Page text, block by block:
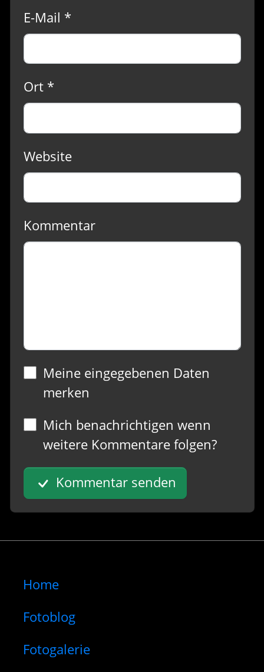
E-Mail *
Ort *
Website
Kommentar
Meine eingegebenen Daten
merken
Mich benachrichtigen wenn
weitere Kommentare folgen?
Kommentar senden
Home
Fotoblog
Fotogalerie